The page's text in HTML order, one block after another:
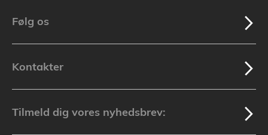
Følg os
Kontakter
Tilmeld dig vores nyhedsbrev: